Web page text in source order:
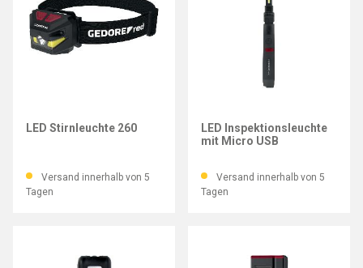
LED Stirnleuchte 260
Versand innerhalb von 5
Tagen
LED Inspektionsleuchte
mit Micro USB
Versand innerhalb von 5
Tagen